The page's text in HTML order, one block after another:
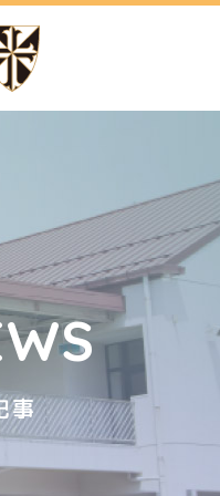
1日の流れ
年間行事
アクセス スクールバス
事